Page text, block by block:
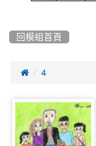
回模組首頁
 4
photo-
599